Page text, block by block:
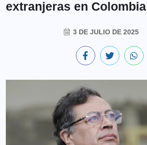
extranjeras en Colombia
3 DE JULIO DE 2025